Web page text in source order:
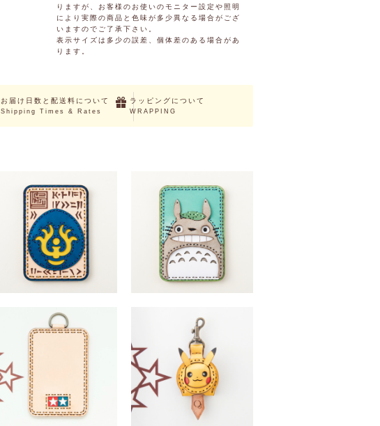
りますが、お客様のお使いのモニター設定や照明
により実際の商品と色味が多少異なる場合がござ
いますのでご了承下さい。
表示サイズは多少の誤差、個体差のある場合があ
ります。
お届け日数と配送料について
Shipping Times & Rates
ラッピングについて
WRAPPING
￥10,780 （税込）
￥10,780 （税込）